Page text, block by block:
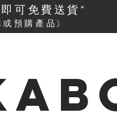
可免費送貨*
預購產品)